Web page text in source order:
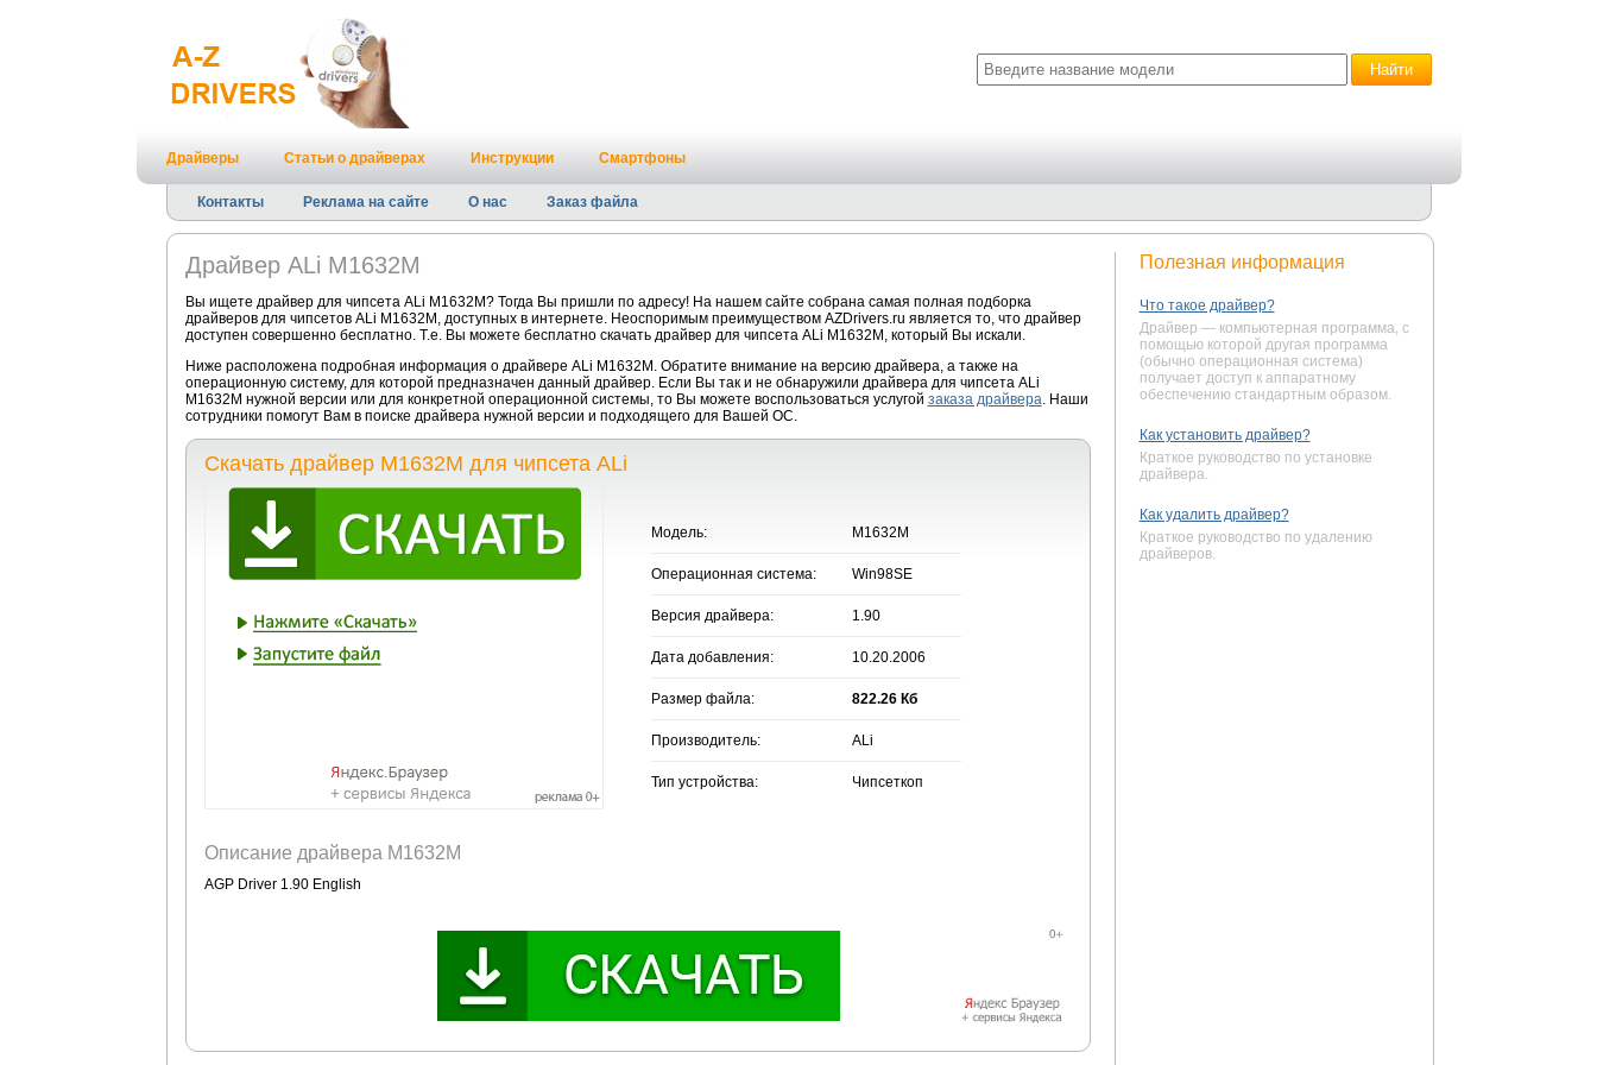
Драйверы Статьи о драйверах Инструкции Смартфоны
Контакты Реклама на сайте О нас Заказ файла
Драйвер ALi M1632M
Вы ищете драйвер для чипсета ALi M1632M? Тогда Вы пришли по адресу! На нашем сайте собрана самая полная подборка
драйверов для чипсетов ALi M1632M, доступных в интернете. Неоспоримым преимуществом AZDrivers.ru является то, что драйвер
доступен совершенно бесплатно. Т.е. Вы можете бесплатно скачать драйвер для чипсета ALi M1632M, который Вы искали.
Ниже расположена подробная информация о драйвере ALi M1632M. Обратите внимание на версию драйвера, а также на
операционную систему, для которой предназначен данный драйвер. Если Вы так и не обнаружили драйвера для чипсета ALi
M1632M нужной версии или для конкретной операционной системы, то Вы можете воспользоваться услугой заказа драйвера. Наши
сотрудники помогут Вам в поиске драйвера нужной версии и подходящего для Вашей ОС.
Скачать драйвер M1632M для чипсета ALi
Модель: M1632M
Операционная система: Win98SE
Версия драйвера: 1.90
Дата добавления: 10.20.2006
Размер файла: 822.26 Кб
Производитель: ALi
Тип устройства: Чипсеткоп
Описание драйвера M1632M
AGP Driver 1.90 English
Полезная информация
Что такое драйвер?
Драйвер — компьютерная программа, с
помощью которой другая программа
(обычно операционная система)
получает доступ к аппаратному
обеспечению стандартным образом.
Как установить драйвер?
Краткое руководство по установке
драйвера.
Как удалить драйвер?
Краткое руководство по удалению
драйверов.